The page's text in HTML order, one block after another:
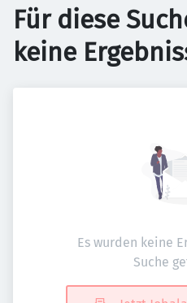
Für diese
keine
Es wurden keine
Suche